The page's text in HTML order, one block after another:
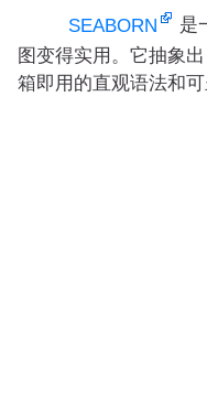
SEABORN
是
图变得实用。它抽象
箱即用的直观语法和可